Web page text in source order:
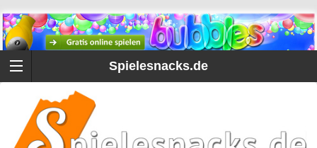
Spielesnacks.de